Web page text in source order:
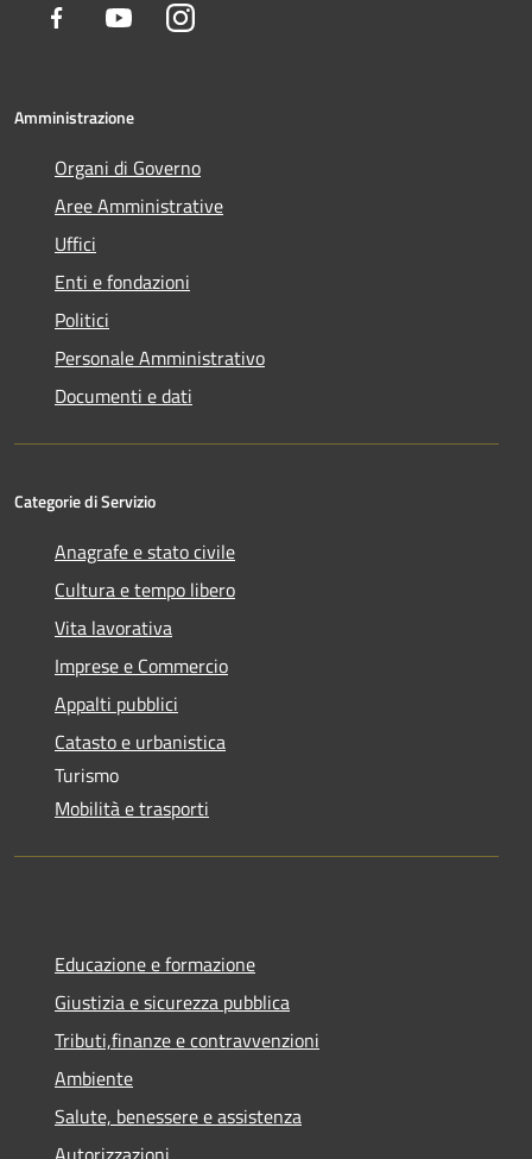
Facebook YoutubeInstagram
Amministrazione
Organi di Governo
Aree Amministrative
Uffici
Enti e fondazioni
Politici
Personale Amministrativo
Documenti e dati
Categorie di Servizio
Anagrafe e stato civile
Cultura e tempo libero
Vita lavorativa
Imprese e Commercio
Appalti pubblici
Catasto e urbanistica
Turismo
Mobilità e trasporti
Educazione e formazione
Giustizia e sicurezza pubblica
Tributi,finanze e contravvenzioni
Ambiente
Salute, benessere e assistenza